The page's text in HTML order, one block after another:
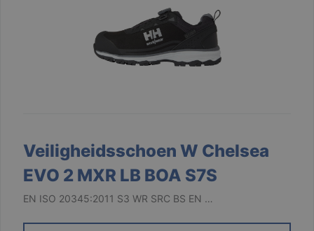
Veiligheidsschoen W Chelsea
EVO 2 MXR LB BOA S7S
EN ISO 20345:2011 S3 WR SRC BS EN …